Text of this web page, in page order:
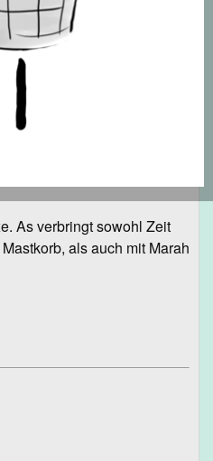
As verbringt sowohl Zeit
als auch mit Marah